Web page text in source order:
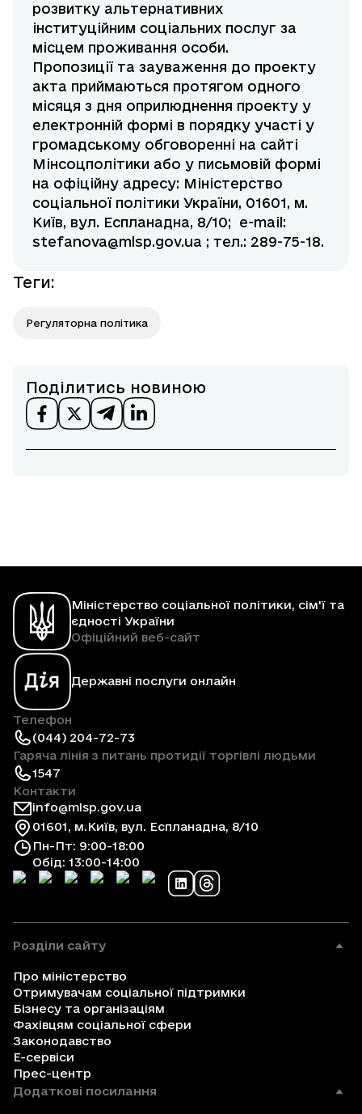
розвитку альтернативних
інституційним соціальних послуг за
місцем проживання особи.
Пропозиції та зауваження до проекту
акта приймаються протягом одного
місяця з дня оприлюднення проекту у
електронній формі в порядку участі у
громадському обговоренні на сайті
Мінсоцполітики або у письмовій формі
на офіційну адресу: Міністерство
соціальної політики України, 01601, м.
Київ, вул. Еспланадна, 8/10; e-mail:
stefanova@mlsp.gov.ua ; тел.: 289-75-18.
Теги:
Регуляторна політика
Поділитись новиною
Міністерство соціальної політики, сім'ї та
єдності України
Офіційний веб-сайт
Державні послуги онлайн
Телефон
(044) 204-72-73
Гаряча лінія з питань протидії торгівлі людьми
1547
Контакти
info@mlsp.gov.ua
01601, м.Київ, вул. Еспланадна, 8/10
Пн-Пт: 9:00-18:00
Обід: 13:00-14:00
Розділи сайту
Про міністерство
Отримувачам соціальної підтримки
Бізнесу та організаціям
Фахівцям соціальної сфери
Законодавство
Е-сервіси
Прес-центр
Додаткові посилання